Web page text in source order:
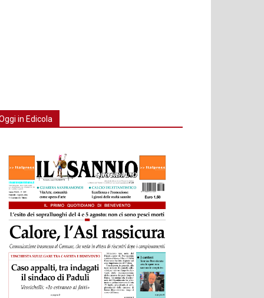
in Edicola